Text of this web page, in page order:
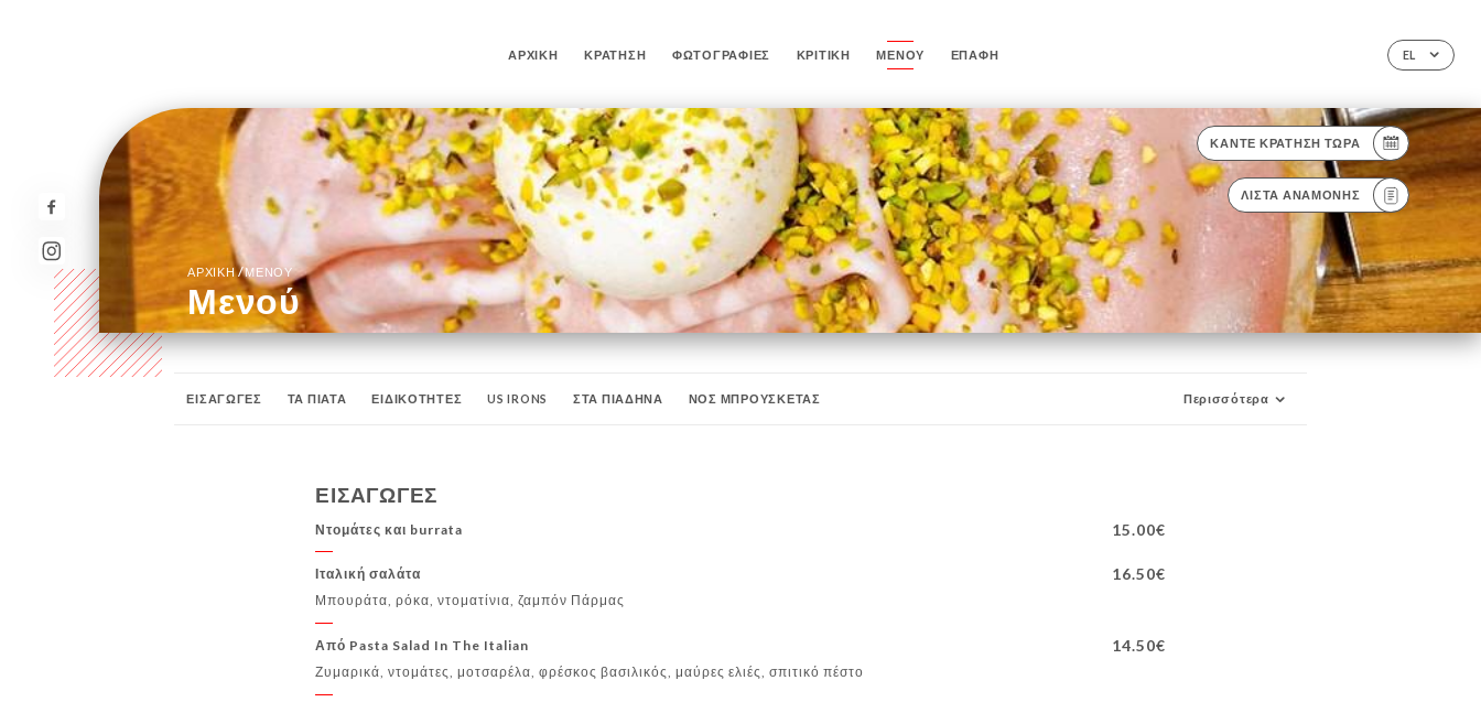
EL
ΑΡΧΙΚΉ ΚΡΆΤΗΣΗ ΦΩΤΟΓΡΑΦΊΕΣ ΚΡΙΤΙΚΉ ΜΕΝΟΎ ΕΠΑΦΉ
ΚΆΝΤΕ ΚΡΆΤΗΣΗ ΤΏΡΑ
ΛΊΣΤΑ ΑΝΑΜΟΝΉΣ
ΑΡΧΙΚΉ/ΜΕΝΟΎ
Μενού
ΕΙΣΑΓΩΓΕΣ ΤΑ ΠΙΑΤΑ ΕΙΔΙΚΟΤΗΤΕΣ US IRONS ΣΤΑ ΠΙΑΔΗΝΑ ΝΟΣ ΜΠΡΟΥΣΚΕΤΑΣ
ΚΡΑΣΙΑ ΚΑΦΕ
Περισσότερα
ΕΙΣΑΓΩΓΕΣ
Ντομάτες και burrata 15.00€
Ιταλική σαλάτα 16.50€
Μπουράτα, ρόκα, ντοματίνια, ζαμπόν Πάρμας
Από Pasta Salad In The Italian 14.50€
Ζυμαρικά, ντομάτες, μοτσαρέλα, φρέσκος βασιλικός, μαύρες ελιές, σπιτικό πέστο